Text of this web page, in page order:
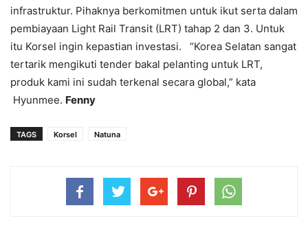
infrastruktur. Pihaknya berkomitmen untuk ikut serta dalam
pembiayaan Light Rail Transit (LRT) tahap 2 dan 3. Untuk
itu Korsel ingin kepastian investasi. “Korea Selatan sangat
tertarik mengikuti tender bakal pelanting untuk LRT,
produk kami ini sudah terkenal secara global,” kata
Hyunmee. Fenny
TAGS Korsel Natuna